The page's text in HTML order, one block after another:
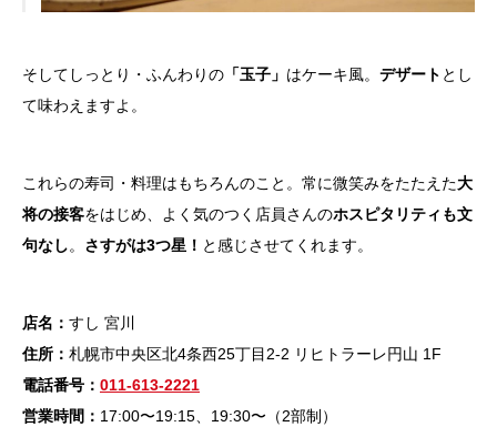
そしてしっとり・ふんわりの 「玉子」 はケーキ風。 デザート とし
て味わえますよ。
これらの寿司・料理はもちろんのこと。常に微笑みをたたえた大
将の接客をはじめ、よく気のつく店員さんのホスピタリティも文
句なし。 さすがは3つ星！ と感じさせてくれます。
店名： すし 宮川
住所： 札幌市中央区北4条西25丁目2-2 リヒトラーレ円山 1F
電話番号： 011-613-2221
営業時間： 17:00〜19:15、19:30〜（2部制）